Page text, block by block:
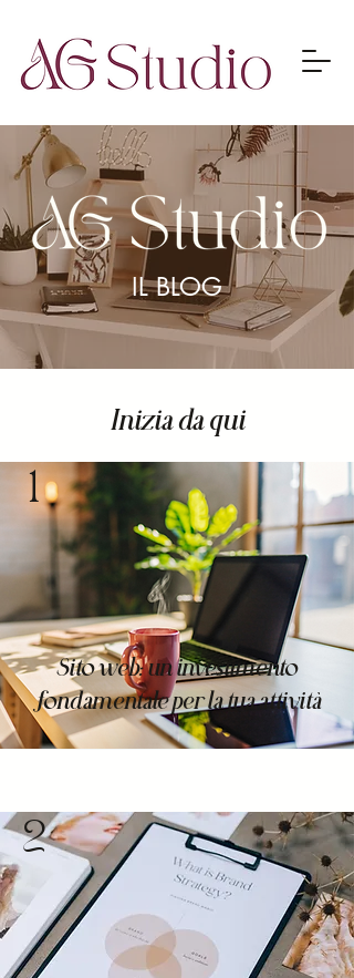
IL BLOG
Inizia da qui
1
Sito web: un investimento
fondamentale per la tua attività
2